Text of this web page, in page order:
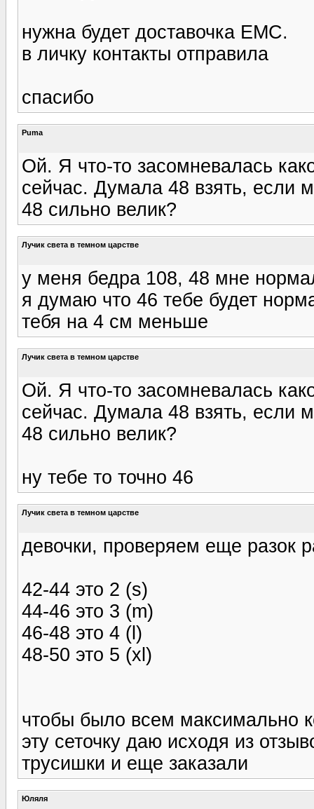
нужна будет доставочка ЕМС.
в личку контакты отправила
спасибо
Puma
Ой. Я что-то засомневалась
сейчас. Думала 48 взять, если
48 сильно велик?
Лучик света в темном царстве
у меня бедра 108, 48 мне
я думаю что 46 тебе будет
тебя на 4 см меньше
Лучик света в темном царстве
Ой. Я что-то засомневалась
сейчас. Думала 48 взять, если
48 сильно велик?
ну тебе то точно 46
Лучик света в темном царстве
девочки, проверяем еще разок
42-44 это 2 (s)
44-46 это 3 (m)
46-48 это 4 (l)
48-50 это 5 (xl)
чтобы было всем максимально
эту сеточку даю исходя из
трусишки и еще заказали
Юляля